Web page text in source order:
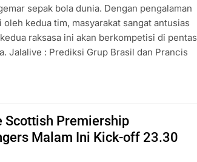
sepak bola dunia. Dengan pengalaman
kedua tim, masyarakat sangat antusias
raksasa ini akan berkompetisi di pentas
Jalalive : Prediksi Grup Brasil dan Prancis
Scottish Premiership
Malam Ini Kick-off 23.30